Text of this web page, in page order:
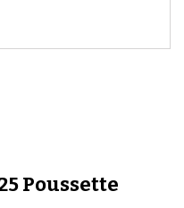
Poussette